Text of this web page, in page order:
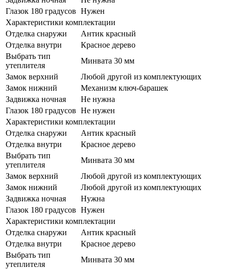
Глазок 180 градусов Нужен
Характеристики комплектации
Отделка снаружи
Антик красный
Отделка внутри
Красное дерево
Выбрать тип
утеплителя
Минвата 30 мм
Замок верхний
Любой другой из комплектующих
Замок нижний
Механизм ключ-барашек
Задвижка ночная
Не нужна
Глазок 180 градусов Не нужен
Характеристики комплектации
Отделка снаружи
Антик красный
Отделка внутри
Красное дерево
Выбрать тип
утеплителя
Минвата 30 мм
Замок верхний
Любой другой из комплектующих
Замок нижний
Любой другой из комплектующих
Задвижка ночная
Нужна
Глазок 180 градусов Нужен
Характеристики комплектации
Отделка снаружи
Антик красный
Отделка внутри
Красное дерево
Выбрать тип
утеплителя
Минвата 30 мм